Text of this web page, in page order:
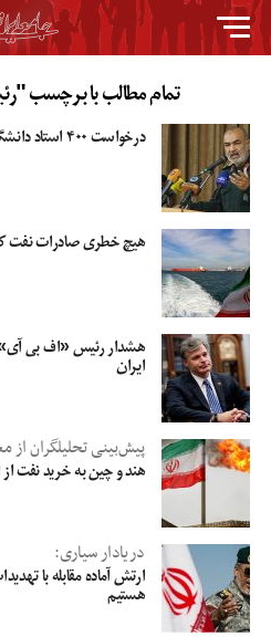
تمام مطالب با برچسب
درخواست ۴۰۰ استاد دانشگاه از فرمانده جدید سپاه
هیچ خطری صادرات نفت
هشدار رئیس «اف بی آی»
ایران
پیش‌بینی تحلیلگران
هند و چین به خرید نفت از
دریادار سیاری:
ارتش آماده مقابله با
هستیم